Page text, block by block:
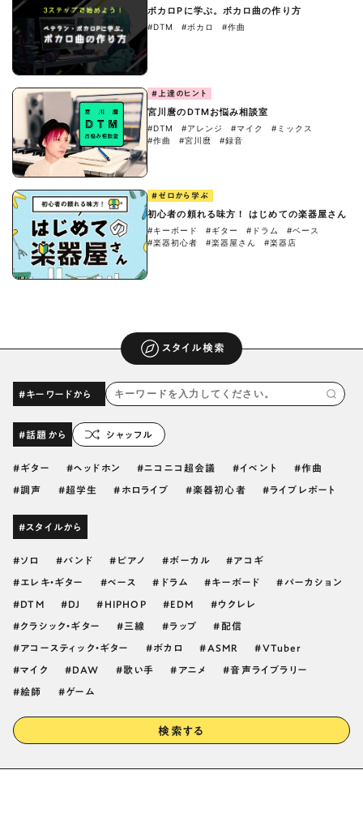
ボカロPに学ぶ。ボカロ曲の作り方
#DTM #ボカロ #作曲
#上達のヒント
宮川麿のDTMお悩み相談室
#DTM #アレンジ #マイク
#ミックス
#作曲
#宮川麿 #録音
#ゼロから学ぶ
初心者の頼れる味方！ はじめての楽器屋さん
#キーボード #ギター #ドラム
#ベース
#楽器初心者
#楽器屋さん #楽器店
スタイル検索
#キーワードから
#話題から シャッフル
ギター ヘッドホン ニコニコ超会議 イベント 作曲
調声 超学生 ホロライブ 楽器初心者 ライブレポート
#スタイルから
ソロ バンド ピアノ ボーカル アコギ
エレキ・ギター ベース ドラム キーボード パーカション
DTM DJ HIPHOP EDM ウクレレ
クラシック・ギター 三線 ラップ 配信
アコースティック・ギター ボカロ ASMR VTuber
マイク DAW 歌い手 アニメ 音声ライブラリー
絵師 ゲーム
検索する